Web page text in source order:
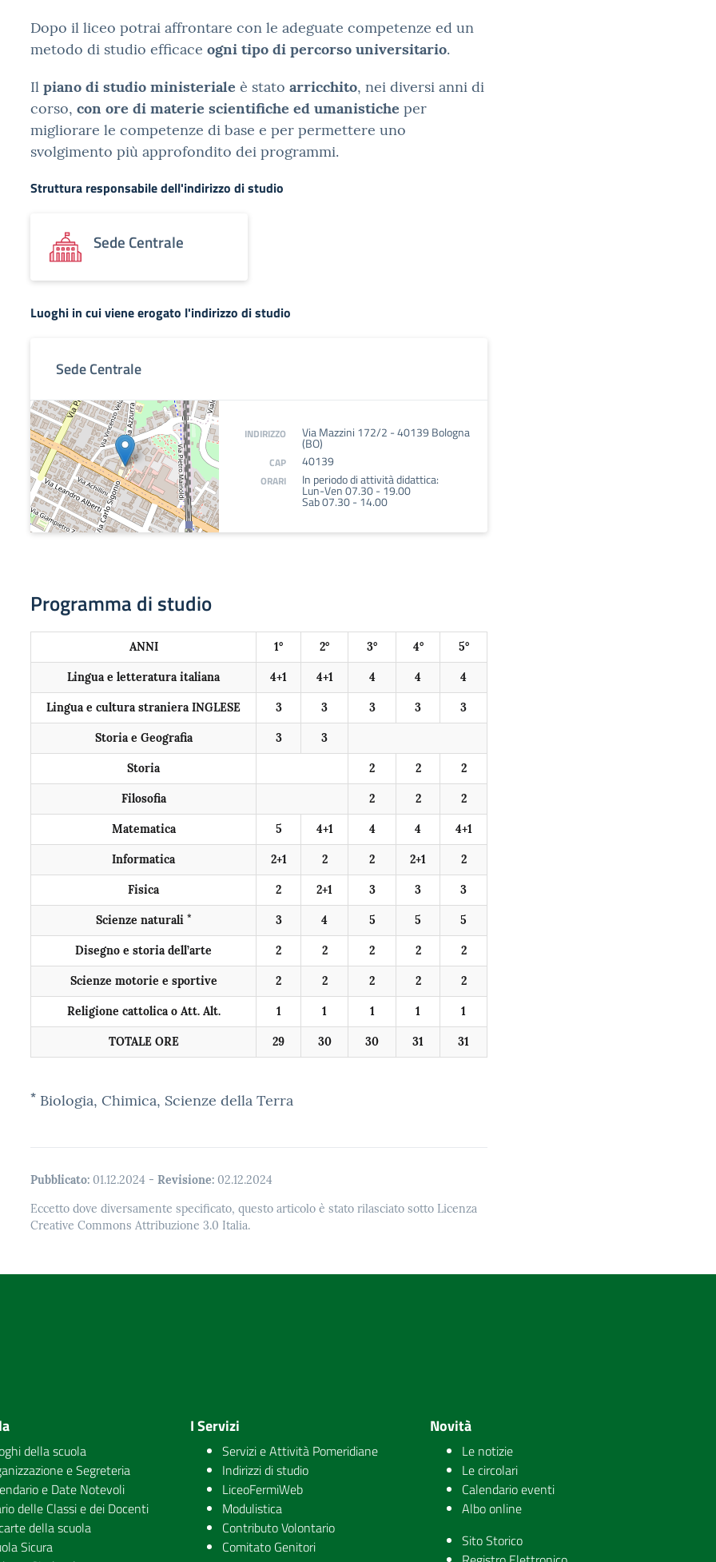
Dopo il liceo potrai affrontare con le adeguate competenze ed un
metodo di studio efficace ogni tipo di percorso universitario.
Il piano di studio ministeriale è stato arricchito, nei diversi anni di
corso, con ore di materie scientifiche ed umanistiche per
migliorare le competenze di base e per permettere uno
svolgimento più approfondito dei programmi.
Struttura responsabile dell'indirizzo di studio
Sede Centrale
Luoghi in cui viene erogato l'indirizzo di studio
Sede Centrale
INDIRIZZO Via Mazzini 172/2 - 40139 Bologna
(BO)
CAP 40139
ORARI In periodo di attività didattica:
Lun-Ven 07.30 - 19.00
Sab 07.30 - 14.00
Programma di studio
ANNI 1° 2° 3° 4° 5°
Lingua e letteratura italiana 4+1 4+1 4 4 4
Lingua e cultura straniera INGLESE 3 3 3 3 3
Storia e Geografia 3 3
Storia 2 2 2
Filosofia 2 2 2
Matematica 5 4+1 4 4 4+1
Informatica 2+1 2 2 2+1 2
Fisica 2 2+1 3 3 3
Scienze naturali * 3 4 5 5 5
Disegno e storia dell’arte 2 2 2 2 2
Scienze motorie e sportive 2 2 2 2 2
Religione cattolica o Att. Alt. 1 1 1 1 1
TOTALE ORE 29 30 30 31 31
* Biologia, Chimica, Scienze della Terra
Pubblicato: 01.12.2024 - Revisione: 02.12.2024
Eccetto dove diversamente specificato, questo articolo è stato rilasciato sotto Licenza
Creative Commons Attribuzione 3.0 Italia.
della scuola
e Segreteria
e Date Notevoli
delle Classi e dei Docenti
della scuola
Sicura
I Servizi
Servizi e Attività Pomeridiane
Indirizzi di studio
LiceoFermiWeb
Modulistica
Contributo Volontario
Comitato Genitori
Novità
Le notizie
Le circolari
Calendario eventi
Albo online
Sito Storico